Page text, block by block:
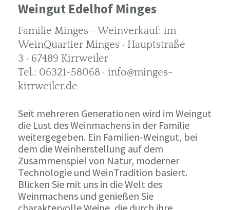
Weingut Edelhof Minges
Familie Minges - Weinverkauf: im
WeinQuartier Minges · Hauptstraße
3 · 67489 Kirrweiler
Tel.: 06321-58068 · info@minges-
kirrweiler.de
Seit mehreren Generationen wird im Weingut
die Lust des Weinmachens in der Familie
weitergegeben. Ein Familien-Weingut, bei
dem die Weinherstellung auf dem
Zusammenspiel von Natur, moderner
Technologie und WeinTradition basiert.
Blicken Sie mit uns in die Welt des
Weinmachens und genießen Sie